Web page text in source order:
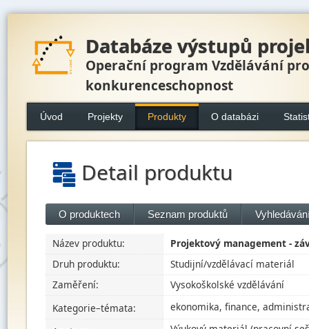
Databáze výstupů
Operační program Vzdělávání pro
konkurenceschopnost
Úvod Projekty Produkty O databázi
Detail produktu
O produktech Seznam produktů
Název produktu:
Projektový management -
Druh produktu:
Studijní/vzdělávací materiál
Zaměření:
Vysokoškolské vzdělávání
Kategorie–témata:
ekonomika, finance,